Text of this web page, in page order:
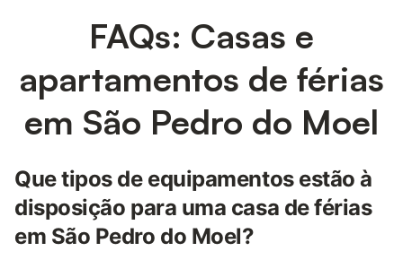
FAQs: Casas e
apartamentos de férias
em São Pedro do Moel
Que tipos de equipamentos estão à
disposição para uma casa de férias
em São Pedro do Moel?